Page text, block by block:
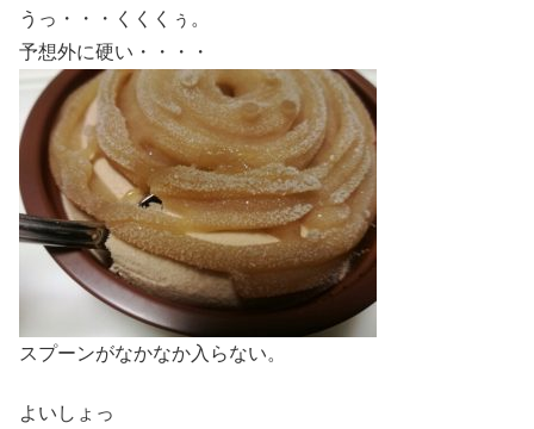
うっ・・・くくくぅ。
予想外に硬い・・・・
スプーンがなかなか入らない。
よいしょっ